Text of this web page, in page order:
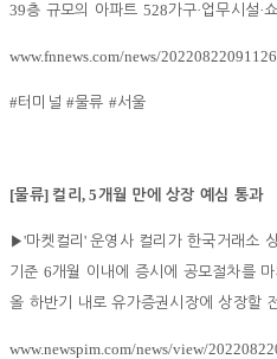
39층 규모의 아파트 528가구·업무시설·
www.fnnews.com/news/
#터미널#물류 #서울
[물류] 컬리 , 5개월 만에 상장 예심 통과
▶'마켓컬리'운영사 컬리가 한국거래소
기준 6개월 이내에 증시에 공모절차를
올 하반기 내로 유가증권시장에 상장할
www.newspim.com/news/view/